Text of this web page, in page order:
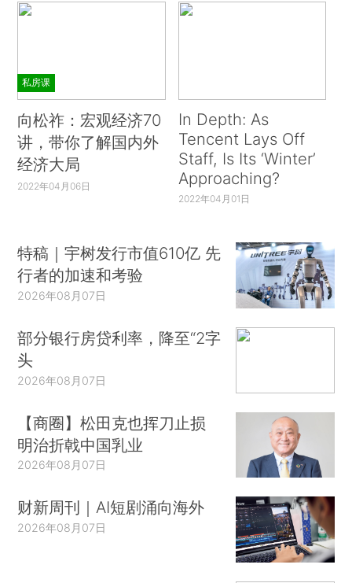
私房课
向松祚：宏观经济70
讲，带你了解国内外
经济大局
2022年04月06日
In Depth: As
Tencent Lays Off
Staff, Is Its ‘Winter’
Approaching?
2022年04月01日
特稿｜宇树发行市值610亿 先
行者的加速和考验
2026年08月07日
部分银行房贷利率，降至“2字
头
2026年08月07日
【商圈】松田克也挥刀止损
明治折戟中国乳业
2026年08月07日
财新周刊｜AI短剧涌向海外
2026年08月07日